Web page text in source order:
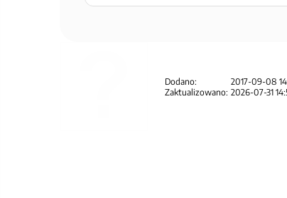
Dodano:
2017-09-08
Zaktualizowano: 2026-07-31